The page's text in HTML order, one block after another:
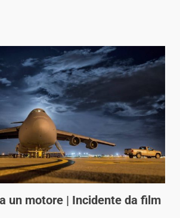
un motore | Incidente da film